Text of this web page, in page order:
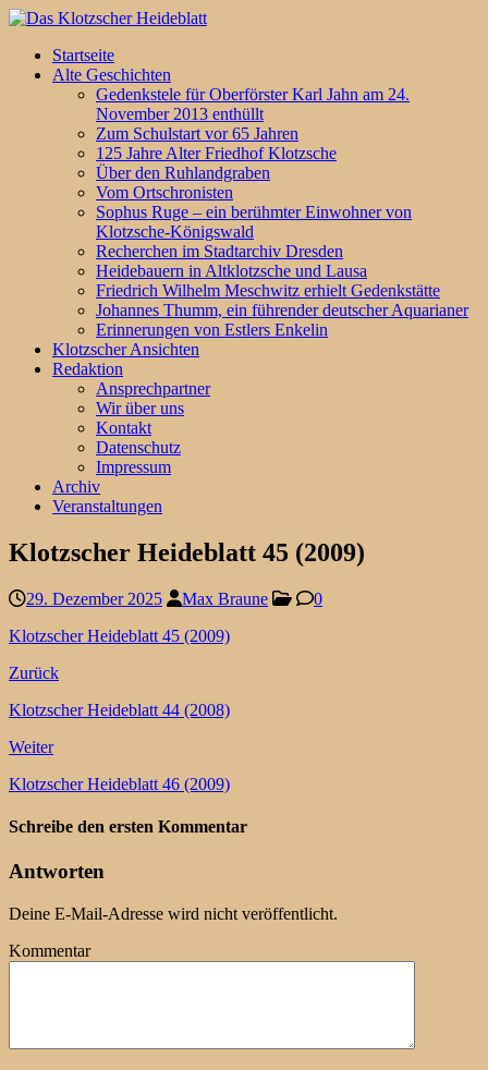
Startseite
Alte Geschichten
Gedenkstele für Oberförster Karl Jahn am 24.
November 2013 enthüllt
Zum Schulstart vor 65 Jahren
125 Jahre Alter Friedhof Klotzsche
Über den Ruhlandgraben
Vom Ortschronisten
Sophus Ruge – ein berühmter Einwohner von
Klotzsche-Königswald
Recherchen im Stadtarchiv Dresden
Heidebauern in Altklotzsche und Lausa
Friedrich Wilhelm Meschwitz erhielt Gedenkstätte
Johannes Thumm, ein führender deutscher Aquarianer
Erinnerungen von Estlers Enkelin
Klotzscher Ansichten
Redaktion
Ansprechpartner
Wir über uns
Kontakt
Datenschutz
Impressum
Archiv
Veranstaltungen
Klotzscher Heideblatt 45 (2009)
29. Dezember 2025 Max Braune
0
Klotzscher Heideblatt 45 (2009)
Zurück
Klotzscher Heideblatt 44 (2008)
Weiter
Klotzscher Heideblatt 46 (2009)
Schreibe den ersten Kommentar
Antworten
Deine E-Mail-Adresse wird nicht veröffentlicht.
Kommentar